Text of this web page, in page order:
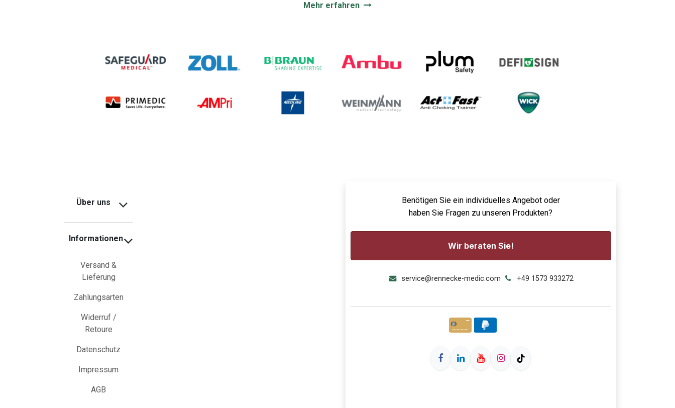
Mehr erfahren
Über uns
Informationen
Versand &
Lieferung
Zahlungsarten
Widerruf /
Retoure
Datenschutz
Impressum
AGB
Benötigen Sie ein individuelles Angebot oder
haben Sie Fragen zu unseren Produkten?
Wir beraten Sie!
service@rennecke-medic.com +49 1573 933272